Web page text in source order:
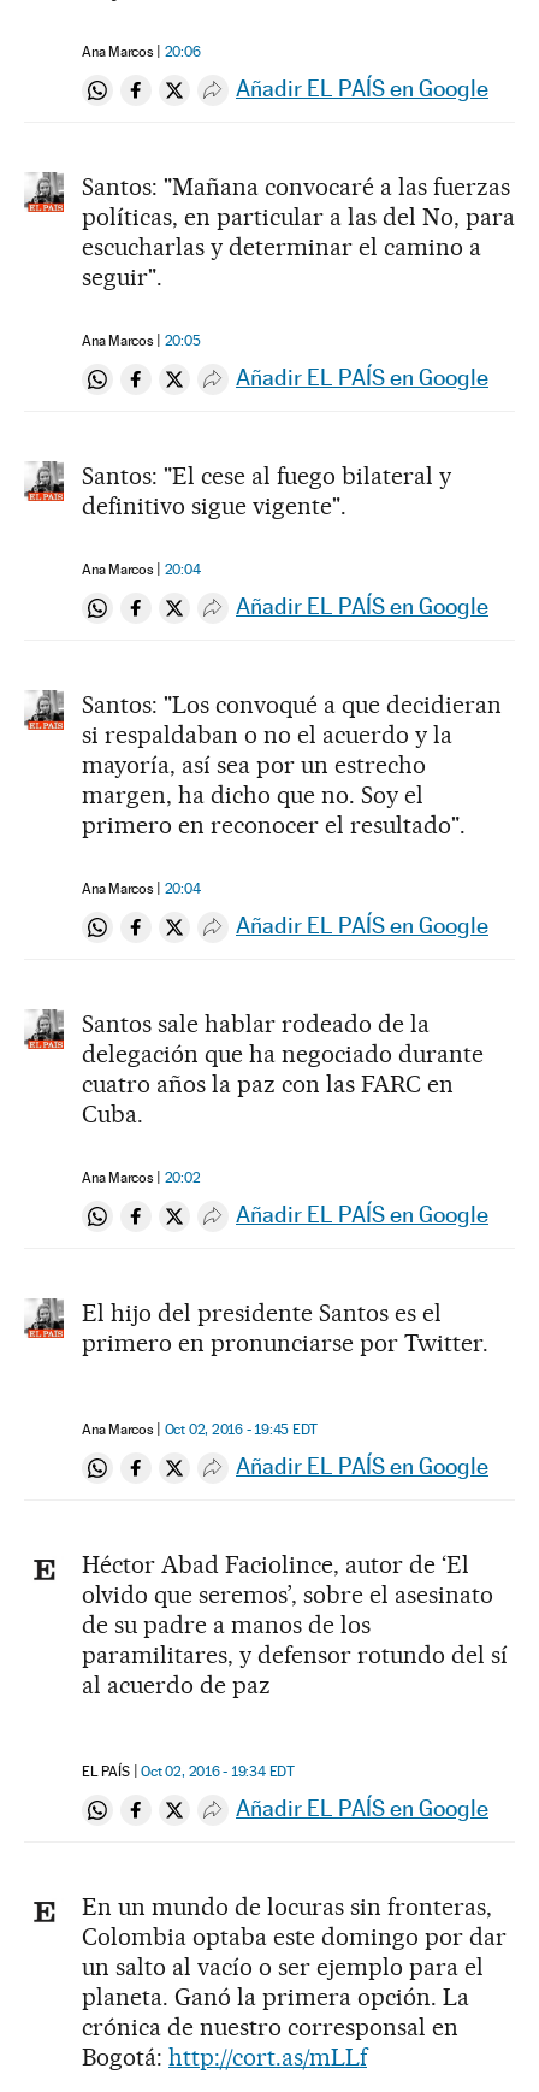
Ana Marcos 20:06
Compartir en Whatsapp
Compartir en Facebook
Compartir en Twitter
Desplegar Redes Sociales
Añadir EL PAÍS en Google
Santos: "Mañana convocaré a las fuerzas
políticas, en particular a las del No, para
escucharlas y determinar el camino a
seguir".
Ana Marcos 20:05
Compartir en Whatsapp
Compartir en Facebook
Compartir en Twitter
Desplegar Redes Sociales
Añadir EL PAÍS en Google
Santos: "El cese al fuego bilateral y
definitivo sigue vigente".
Ana Marcos 20:04
Compartir en Whatsapp
Compartir en Facebook
Compartir en Twitter
Desplegar Redes Sociales
Añadir EL PAÍS en Google
Santos: "Los convoqué a que decidieran
si respaldaban o no el acuerdo y la
mayoría, así sea por un estrecho
margen, ha dicho que no. Soy el
primero en reconocer el resultado".
Ana Marcos 20:04
Compartir en Whatsapp
Compartir en Facebook
Compartir en Twitter
Desplegar Redes Sociales
Añadir EL PAÍS en Google
Santos sale hablar rodeado de la
delegación que ha negociado durante
cuatro años la paz con las FARC en
Cuba.
Ana Marcos 20:02
Compartir en Whatsapp
Compartir en Facebook
Compartir en Twitter
Desplegar Redes Sociales
Añadir EL PAÍS en Google
El hijo del presidente Santos es el
primero en pronunciarse por Twitter.
Ana Marcos Oct 02, 2016 - 19:45 EDT
Compartir en Whatsapp
Compartir en Facebook
Compartir en Twitter
Desplegar Redes Sociales
Añadir EL PAÍS en Google
Héctor Abad Faciolince, autor de ‘El
olvido que seremos’, sobre el asesinato
de su padre a manos de los
paramilitares, y defensor rotundo del sí
al acuerdo de paz
EL PAÍS Oct 02, 2016 - 19:34 EDT
Compartir en Whatsapp
Compartir en Facebook
Compartir en Twitter
Desplegar Redes Sociales
Añadir EL PAÍS en Google
En un mundo de locuras sin fronteras,
Colombia optaba este domingo por dar
un salto al vacío o ser ejemplo para el
planeta. Ganó la primera opción. La
crónica de nuestro corresponsal en
Bogotá: http://cort.as/mLLf